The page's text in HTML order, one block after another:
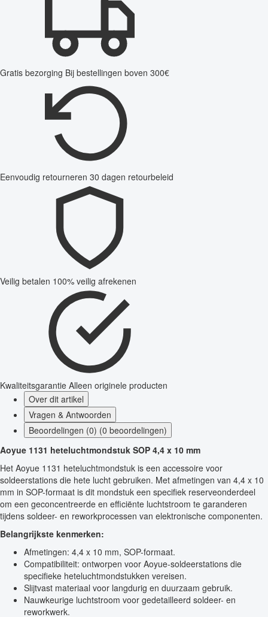
Gratis bezorging Bij bestellingen boven 300€
Eenvoudig retourneren 30 dagen retourbeleid
Veilig betalen 100% veilig afrekenen
Kwaliteitsgarantie Alleen originele producten
Over dit artikel
Vragen & Antwoorden
Beoordelingen (0) (0 beoordelingen)
Aoyue 1131 heteluchtmondstuk SOP 4,4 x 10 mm
Het Aoyue 1131 heteluchtmondstuk is een accessoire voor
soldeerstations die hete lucht gebruiken. Met afmetingen van 4,4 x 10
mm in SOP-formaat is dit mondstuk een specifiek reserveonderdeel
om een geconcentreerde en efficiënte luchtstroom te garanderen
tijdens soldeer- en reworkprocessen van elektronische componenten.
Belangrijkste kenmerken:
Afmetingen: 4,4 x 10 mm, SOP-formaat.
Compatibiliteit: ontworpen voor Aoyue-soldeerstations die
specifieke heteluchtmondstukken vereisen.
Slijtvast materiaal voor langdurig en duurzaam gebruik.
Nauwkeurige luchtstroom voor gedetailleerd soldeer- en
reworkwerk.